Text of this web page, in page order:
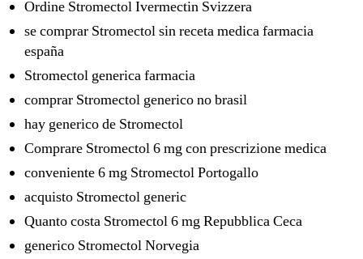
Ordine Stromectol Ivermectin Svizzera
se comprar Stromectol sin receta medica farmacia
españa
Stromectol generica farmacia
comprar Stromectol generico no brasil
hay generico de Stromectol
Comprare Stromectol 6 mg con prescrizione medica
conveniente 6 mg Stromectol Portogallo
acquisto Stromectol generic
Quanto costa Stromectol 6 mg Repubblica Ceca
generico Stromectol Norvegia